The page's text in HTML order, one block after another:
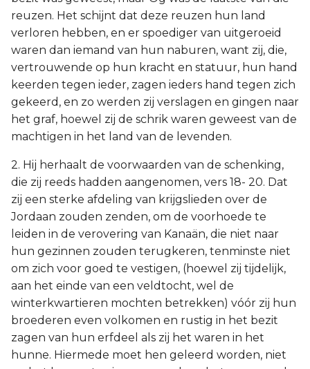
reuzen. Het schijnt dat deze reuzen hun land
verloren hebben, en er spoediger van uitgeroeid
waren dan iemand van hun naburen, want zij, die,
vertrouwende op hun kracht en statuur, hun hand
keerden tegen ieder, zagen ieders hand tegen zich
gekeerd, en zo werden zij verslagen en gingen naar
het graf, hoewel zij de schrik waren geweest van de
machtigen in het land van de levenden.
2. Hij herhaalt de voorwaarden van de schenking,
die zij reeds hadden aangenomen, vers 18- 20. Dat
zij een sterke afdeling van krijgslieden over de
Jordaan zouden zenden, om de voorhoede te
leiden in de verovering van Kanaän, die niet naar
hun gezinnen zouden terugkeren, tenminste niet
om zich voor goed te vestigen, (hoewel zij tijdelijk,
aan het einde van een veldtocht, wel de
winterkwartieren mochten betrekken) vóór zij hun
broederen even volkomen en rustig in het bezit
zagen van hun erfdeel als zij het waren in het
hunne. Hiermede moet hen geleerd worden, niet